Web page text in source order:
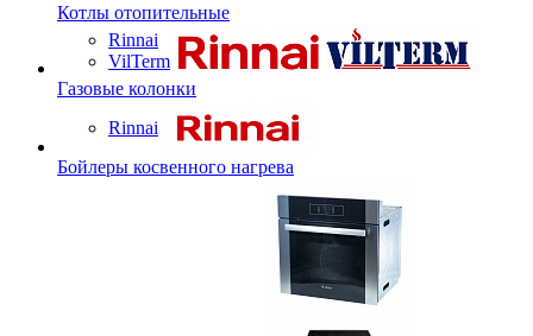
Котлы отопительные
Rinnai
VilTerm
Газовые колонки
Rinnai
Бойлеры косвенного нагрева